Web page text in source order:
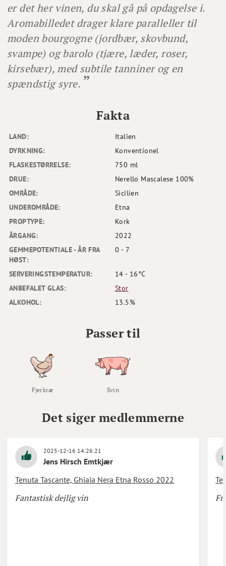
er det her vinen, du skal gå på opdagelse i.
Aromabilledet drager klare paralleller til
moden bourgogne (jordbær, skovbund,
svampe) og barolo (tjære, læder, roser,
kirsebær), med subtile tanniner og en
spændstig syre.
LAND:
Italien
DYRKNING:
Konventionel
FLASKESTØRRELSE:
750 ml
DRUE:
Nerello Mascalese 100%
OMRÅDE:
Sicilien
UNDEROMRÅDE:
Etna
PROPTYPE:
Kork
ÅRGANG:
2022
GEMMEPOTENTIALE - ÅR FRA
HØST:
0 - 7
SERVERINGSTEMPERATUR:
14 - 16°C
ANBEFALET GLAS:
Stor
ALKOHOL:
13.5%
Fakta
Passer til
Fjerkræ Svin
Det siger medlemmerne
2025-12-16 14:26:21
Jens Hirsch Emtkjær
Tenuta Tascante, Ghiaia Nera Etna Rosso 2022
Fantastisk dejlig vin